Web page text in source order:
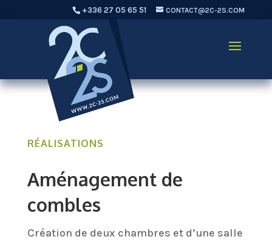
+336 27 05 65 51 CONTACT@2C-2S.COM
RÉALISATIONS
Aménagement de
combles
Création de deux chambres et d’une salle